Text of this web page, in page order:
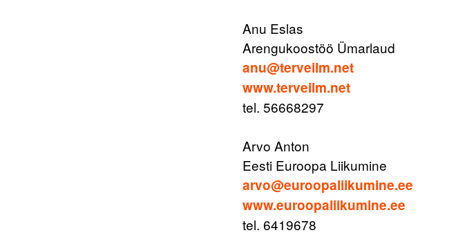
Anu Eslas
Arengukoostöö Ümarlaud
anu@terveilm.net
www.terveilm.net
tel. 56668297
Arvo Anton
Eesti Euroopa Liikumine
arvo@euroopaliikumine.ee
www.euroopaliikumine.ee
tel. 6419678